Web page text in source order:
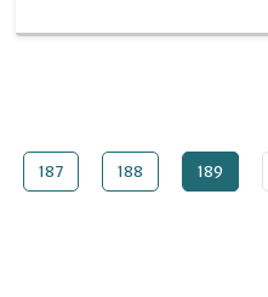
187 188 189